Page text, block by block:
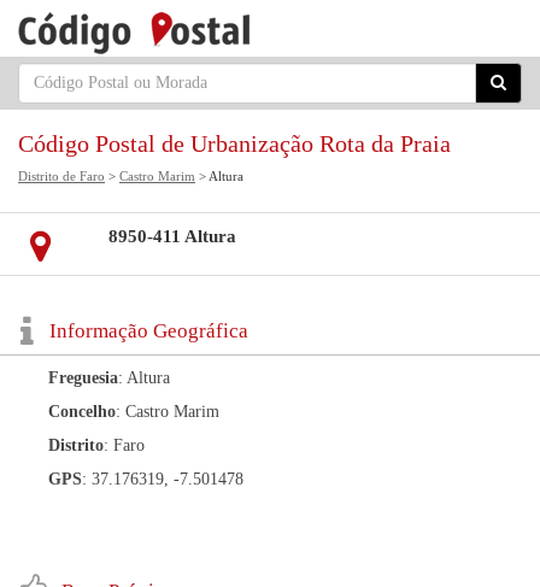
Código Postal de Urbanização Rota da Praia
Distrito de Faro > Castro Marim > Altura
8950-411 Altura
Informação Geográfica
Freguesia: Altura
Concelho: Castro Marim
Distrito: Faro
GPS: 37.176319, -7.501478